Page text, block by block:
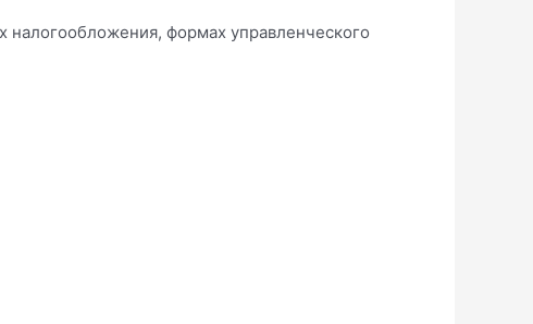
налогообложения, формах управленческого